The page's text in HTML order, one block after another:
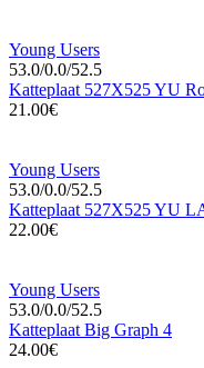
Young Users
53.0/0.0/52.5
Katteplaat 527X525 YU
21.00€
Young Users
53.0/0.0/52.5
Katteplaat 527X525 YU
22.00€
Young Users
53.0/0.0/52.5
Katteplaat Big Graph 4
24.00€